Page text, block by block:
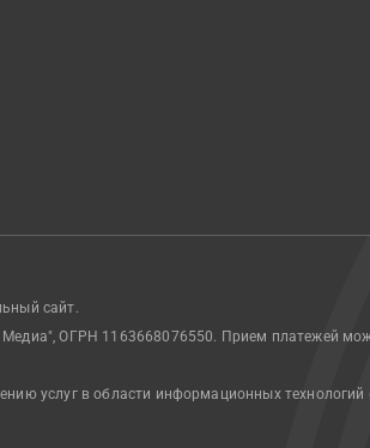
сайт.
ОГРН 1163668076550. Прием платежей
услуг в области информационных